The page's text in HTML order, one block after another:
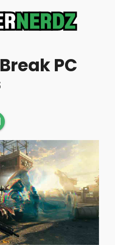
PC